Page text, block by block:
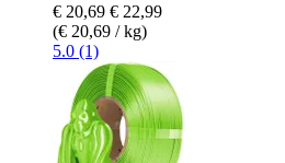
€ 20,69 € 22,99
(€ 20,69 / kg)
5.0 (1)